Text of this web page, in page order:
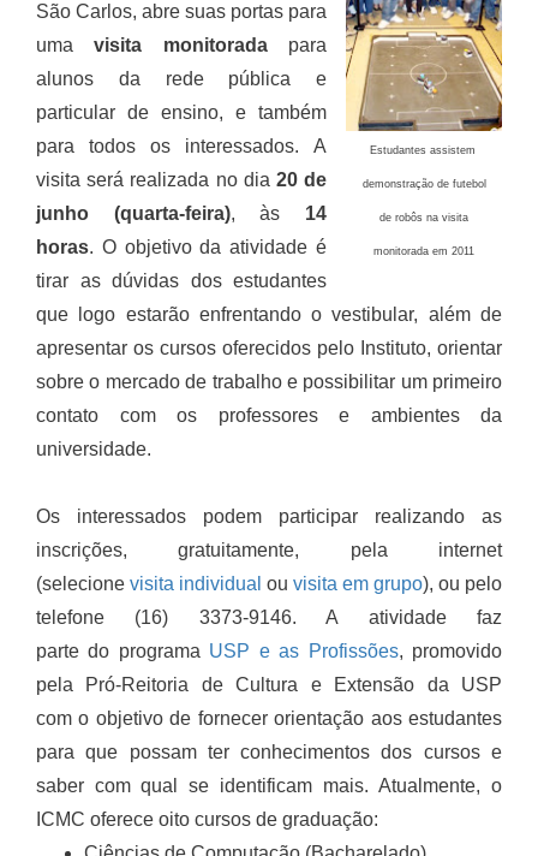
Estudantes assistem
demonstração de futebol
de robôs na visita
monitorada em 2011
São Carlos, abre suas portas para
umavisita monitoradapara
alunos da rede pública e
particular de ensino, e também
para todos os interessados. A
visita será realizada no dia 20 de
junho (quarta-feira), às 14
horas. O objetivo da atividade é
tirar as dúvidas dos estudantes
que logo estarão enfrentando o vestibular, além de
apresentar os cursos oferecidos pelo Instituto, orientar
sobre o mercado de trabalho e possibilitar um primeiro
contato com os professores e ambientes da
universidade.
Os interessados podem participar realizando as
inscrições, gratuitamente, pela internet
(selecione visita individual ou visita em grupo), ou pelo
telefone (16) 3373-9146. A atividade faz
parte do programa USP e as Profissões, promovido
pela Pró-Reitoria de Cultura e Extensão da USP
com o objetivo de fornecer orientação aos estudantes
para que possam ter conhecimentos dos cursos e
saber com qual se identificam mais. Atualmente, o
ICMC oferece oito cursos de graduação: